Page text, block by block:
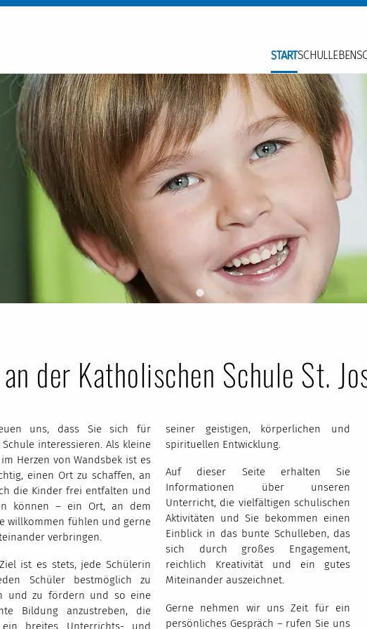
STARTSCHULLEBEN
an der Katholischen Schule St.
uns, dass Sie sich für
interessieren. Als kleine
Herzen von Wandsbek ist es
einen Ort zu schaffen, an
die Kinder frei entfalten und
können – ein Ort, an dem
willkommen fühlen und gerne
verbringen.
ist es stets, jede Schülerin
Schüler bestmöglich zu
und zu fördern und so eine
Bildung anzustreben, die
seiner geistigen, körperlichen und
spirituellen Entwicklung.
Auf dieser Seite erhalten Sie
Informationen über unseren
Unterricht, die vielfältigen schulischen
Aktivitäten und Sie bekommen einen
Einblick in das bunte Schulleben, das
sich durch großes Engagement,
reichlich Kreativität und ein gutes
Miteinander auszeichnet.
Gerne nehmen wir uns Zeit für ein
persönliches Gespräch – rufen Sie uns